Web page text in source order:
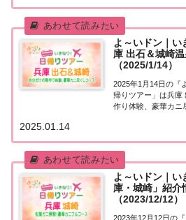
田村さんが街行く人
よ～いドン｜い
庫 出石＆城崎
（2025/1/14）
2025年1月14日の『
帰りツアー」は兵庫
作り体験、豪華カニ
ました！「兵庫 出
麟・田村さんが街行
2025.01.14
よ～いドン｜い
庫・城崎」紹介
（2023/12/12）
2023年12月12日の